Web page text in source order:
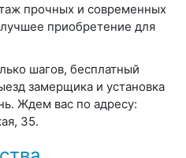
прочных и современных
приобретение для
шагов, бесплатный
замерщика и установка
Ждем вас по адресу:
35.